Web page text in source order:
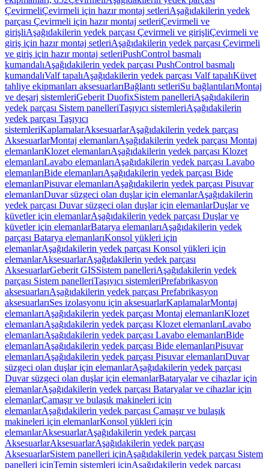
ÇevirmeliÇevirmeli için hazır montaj setleriAşağıdakilerin yedek
parçası Çevirmeli için hazır montaj setleriÇevirmeli ve
girişliAşağıdakilerin yedek parçası Çevirmeli ve girişliÇevirmeli ve
giriş için hazır montaj setleriAşağıdakilerin yedek parçası Çevirmeli
ve giriş için hazır montaj setleriPushControl basmalı
kumandalıAşağıdakilerin yedek parçası PushControl basmalı
kumandalıValf tapalıAşağıdakilerin yedek parçası Valf tapalıKüvet
tahliye ekipmanları aksesuarlarıBağlantı setleriSu bağlantılarıMontaj
ve deşarj sistemleriGeberit DuofixSistem panelleriAşağıdakilerin
yedek parçası Sistem panelleriTaşıyıcı sistemleriAşağıdakilerin
yedek parçası Taşıyıcı
sistemleriKaplamalarAksesuarlarAşağıdakilerin yedek parçası
AksesuarlarMontaj elemanlarıAşağıdakilerin yedek parçası Montaj
elemanlarıKlozet elemanlarıAşağıdakilerin yedek parçası Klozet
elemanlarıLavabo elemanlarıAşağıdakilerin yedek parçası Lavabo
elemanlarıBide elemanlarıAşağıdakilerin yedek parçası Bide
elemanlarıPisuvar elemanlarıAşağıdakilerin yedek parçası Pisuvar
elemanlarıDuvar süzgeci olan duşlar için elemanlarAşağıdakilerin
yedek parçası Duvar süzgeci olan duşlar için elemanlarDuşlar ve
küvetler için elemanlarAşağıdakilerin yedek parçası Duşlar ve
küvetler için elemanlarBatarya elemanlarıAşağıdakilerin yedek
parçası Batarya elemanlarıKonsol yükleri için
elemanlarAşağıdakilerin yedek parçası Konsol yükleri için
elemanlarAksesuarlarAşağıdakilerin yedek parçası
AksesuarlarGeberit GISSistem panelleriAşağıdakilerin yedek
parçası Sistem panelleriTaşıyıcı sistemleriPrefabrikasyon
aksesuarlarıAşağıdakilerin yedek parçası Prefabrikasyon
aksesuarlarıSes izolasyonu için aksesuarlarKaplamalarMontaj
elemanlarıAşağıdakilerin yedek parçası Montaj elemanlarıKlozet
elemanlarıAşağıdakilerin yedek parçası Klozet elemanlarıLavabo
elemanlarıAşağıdakilerin yedek parçası Lavabo elemanlarıBide
elemanlarıAşağıdakilerin yedek parçası Bide elemanlarıPisuvar
elemanlarıAşağıdakilerin yedek parçası Pisuvar elemanlarıDuvar
süzgeci olan duşlar için elemanlarAşağıdakilerin yedek parçası
Duvar süzgeci olan duşlar için elemanlarBataryalar ve cihazlar için
elemanlarAşağıdakilerin yedek parçası Bataryalar ve cihazlar için
elemanlarÇamaşır ve bulaşık makineleri için
elemanlarAşağıdakilerin yedek parçası Çamaşır ve bulaşık
makineleri için elemanlarKonsol yükleri için
elemanlarAksesuarlarAşağıdakilerin yedek parçası
AksesuarlarAksesuarlarAşağıdakilerin yedek parçası
AksesuarlarSistem panelleri içinAşağıdakilerin yedek parçası Sistem
panelleri içinTemin sistemleri içinAşağıdakilerin yedek parçası